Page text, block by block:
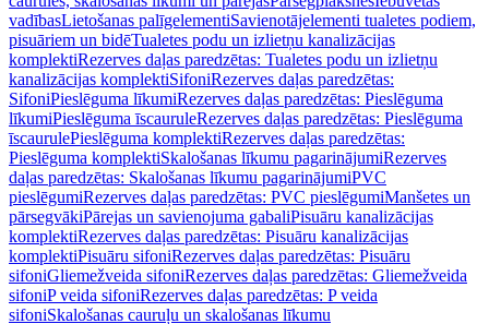
vadībasLietošanas palīgelementiSavienotājelementi tualetes podiem,
pisuāriem un bidēTualetes podu un izlietņu kanalizācijas
komplektiRezerves daļas paredzētas: Tualetes podu un izlietņu
kanalizācijas komplektiSifoniRezerves daļas paredzētas:
SifoniPieslēguma līkumiRezerves daļas paredzētas: Pieslēguma
līkumiPieslēguma īscauruleRezerves daļas paredzētas: Pieslēguma
īscaurulePieslēguma komplektiRezerves daļas paredzētas:
Pieslēguma komplektiSkalošanas līkumu pagarinājumiRezerves
daļas paredzētas: Skalošanas līkumu pagarinājumiPVC
pieslēgumiRezerves daļas paredzētas: PVC pieslēgumiManšetes un
pārsegvākiPārejas un savienojuma gabaliPisuāru kanalizācijas
komplektiRezerves daļas paredzētas: Pisuāru kanalizācijas
komplektiPisuāru sifoniRezerves daļas paredzētas: Pisuāru
sifoniGliemežveida sifoniRezerves daļas paredzētas: Gliemežveida
sifoniP veida sifoniRezerves daļas paredzētas: P veida
sifoniSkalošanas cauruļu un skalošanas līkumu